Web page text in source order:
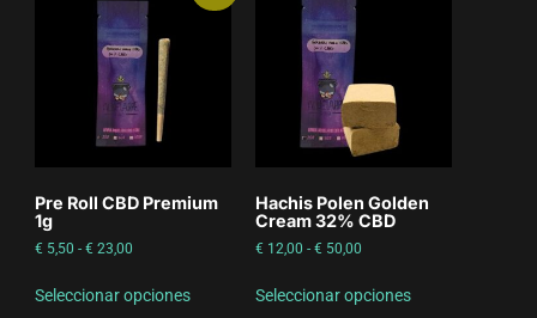
Pre Roll CBD Premium
1g
€ 5,50 - € 23,00
Seleccionar opciones
Hachis Polen Golden
Cream 32% CBD
€ 12,00 - € 50,00
Seleccionar opciones